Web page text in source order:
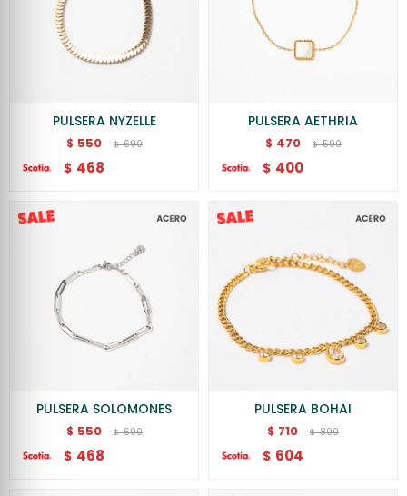
PULSERA NYZELLE
$ 550 $ 690
$ 468
PULSERA AETHRIA
$ 470 $ 590
$ 400
PULSERA SOLOMONES
$ 550 $ 690
$ 468
PULSERA BOHAI
$ 710 $ 890
$ 604